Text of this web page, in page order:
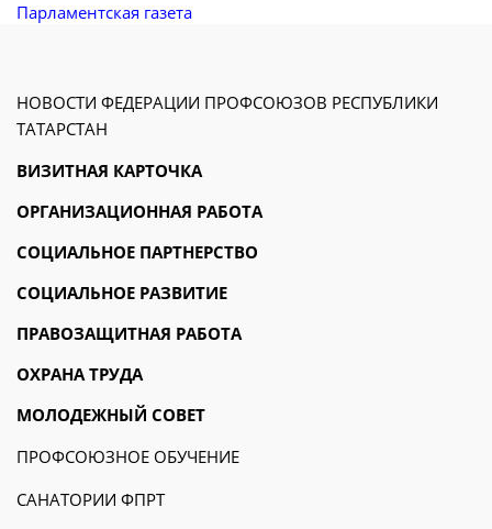
Парламентская газета
НОВОСТИ ФЕДЕРАЦИИ ПРОФСОЮЗОВ РЕСПУБЛИКИ
ТАТАРСТАН
ВИЗИТНАЯ КАРТОЧКА
ОРГАНИЗАЦИОННАЯ РАБОТА
СОЦИАЛЬНОЕ ПАРТНЕРСТВО
СОЦИАЛЬНОЕ РАЗВИТИЕ
ПРАВОЗАЩИТНАЯ РАБОТА
ОХРАНА ТРУДА
МОЛОДЕЖНЫЙ СОВЕТ
ПРОФСОЮЗНОЕ ОБУЧЕНИЕ
САНАТОРИИ ФПРТ